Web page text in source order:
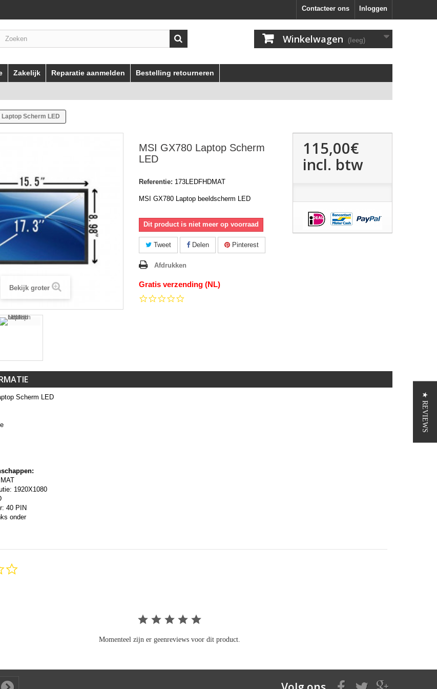
Inloggen
Contacteer ons
Winkelwagen (leeg)
Zakelijk Reparatie aanmelden Bestelling retourneren
Laptop Scherm LED
Bekijk groter
MSI GX780 Laptop Scherm
LED
Referentie: 173LEDFHDMAT
MSI GX780 Laptop beeldscherm LED
Dit product is niet meer op voorraad
Tweet Delen Pinterest
Afdrukken
Gratis verzending (NL)
115,00€
incl. btw
Scherm LED
1920X1080
40 PIN
onder
Momenteel zijn er geenreviews voor dit product.
★ REVIEWS